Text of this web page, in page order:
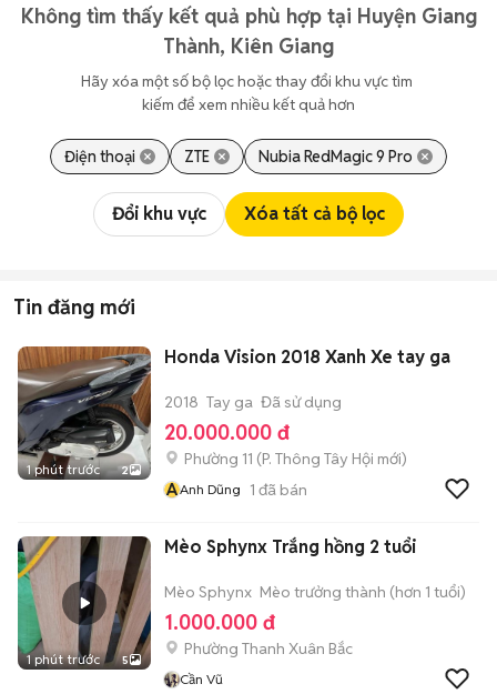
Không tìm thấy kết quả phù hợp tại Huyện Giang
Thành, Kiên Giang
Hãy xóa một số bộ lọc hoặc thay đổi khu vực tìm
kiếm để xem nhiều kết quả hơn
Điện thoại ZTE Nubia RedMagic 9 Pro
Đổi khu vực Xóa tất cả bộ lọc
Tin đăng mới
1 phút trước 2
Honda Vision 2018 Xanh Xe tay ga
2018 Tay ga Đã sử dụng
20.000.000 đ
Phường 11 (P. Thông Tây Hội mới)
AAnh Dũng 1 đã bán
1 phút trước 5
Mèo Sphynx Trắng hồng 2 tuổi
Mèo Sphynx Mèo trưởng thành (hơn 1 tuổi)
1.000.000 đ
Phường Thanh Xuân Bắc
Cần Vũ